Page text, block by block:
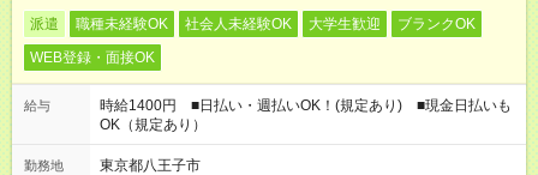
派遣 職種未経験OK 社会人未経験OK 大学生歓迎
ブランクOK
WEB登録・面接OK
給与
時給1400円 ■日払い・週払いOK！(規定あり) ■現金日払いも
OK（規定あり）
勤務地
東京都八王子市